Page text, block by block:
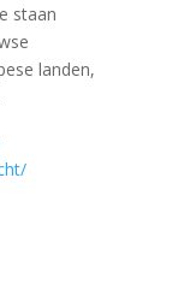
staan
landen,